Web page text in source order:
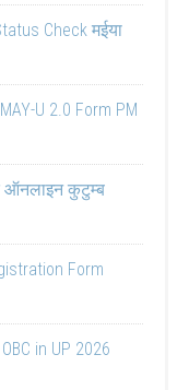
Check मईया
U 2.0 Form PM
ऑनलाइन कुटुम्ब
Form
in UP 2026